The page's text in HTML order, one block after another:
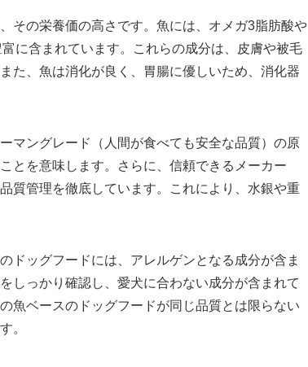
その栄養価の高さです。魚には、オメガ3脂肪酸や
に含まれています。これらの成分は、皮膚や被毛
た、魚は消化が良く、胃腸に優しいため、消化器
マングレード（人間が食べても安全な品質）の原
とを意味します。さらに、信頼できるメーカー
質管理を徹底しています。これにより、水銀や重
ドッグフードには、アレルゲンとなる成分が含ま
しっかり確認し、愛犬に合わない成分が含まれて
魚ベースのドッグフードが同じ品質とは限らない
。